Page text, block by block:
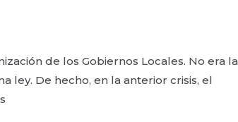
de los Gobiernos Locales. No era la
ley. De hecho, en la anterior crisis, el